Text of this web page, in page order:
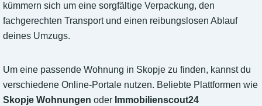
kümmern sich um eine sorgfältige Verpackung, den
fachgerechten Transport und einen reibungslosen Ablauf
deines Umzugs.
Um eine passende Wohnung in Skopje zu finden, kannst du
verschiedene Online-Portale nutzen. Beliebte Plattformen wie
Skopje Wohnungen oder Immobilienscout24